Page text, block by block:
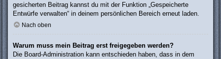
gesicherten Beitrag kannst du mit der Funktion „Gespeicherte
Entwürfe verwalten“ in deinem persönlichen Bereich erneut laden.
Nach oben
Warum muss mein Beitrag erst freigegeben werden?
Die Board-Administration kann entschieden haben, dass in dem